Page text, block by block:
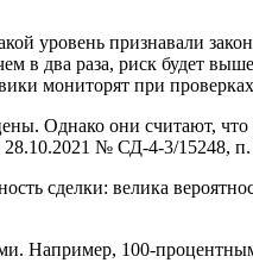
уровень признавали
два раза, риск будет
мониторят при
Однако они считают,
№ СД‑4‑3/15248,
сделки: велика
Например, 100-